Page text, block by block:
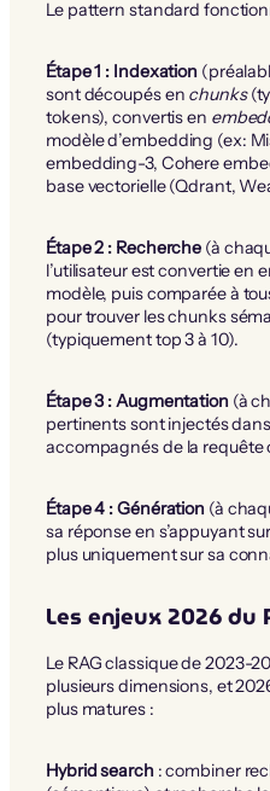
Le pattern standard
Étape 1 : Indexation
sont découpés en chunks
tokens), convertis en
modèle d’embedding (ex:
embedding-3, Cohere
base vectorielle (Qdrant,
Étape 2 : Recherche (à
l’utilisateur est convertie en
modèle, puis comparée à
pour trouver les chunks
(typiquement top 3 à 10).
Étape 3 : Augmentation (à
pertinents sont injectés
accompagnés de la requête
Étape 4 : Génération (à
sa réponse en s’appuyant
plus uniquement sur sa
Les enjeux 2026 du
Le RAG classique de 2023-
plusieurs dimensions, et
plus matures :
Hybrid search : combiner